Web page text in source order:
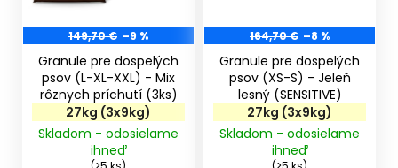
k 149,70 € –9 %
Granule pre dospelých
psov (L-XL-XXL) - Mix
27kg (3x9kg)
Skladom - odosielame
ihneď
164,70 € –8 %
Granule pre dospelých
psov (XS-S) - Jeleň
27kg (3x9kg)
Skladom - odosielame
ihneď